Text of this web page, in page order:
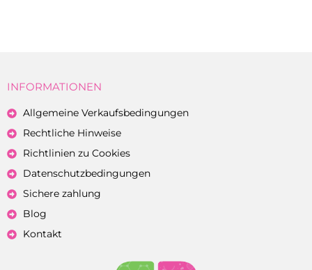
INFORMATIONEN
Allgemeine Verkaufsbedingungen
Rechtliche Hinweise
Richtlinien zu Cookies
Datenschutzbedingungen
Sichere zahlung
Blog
Kontakt